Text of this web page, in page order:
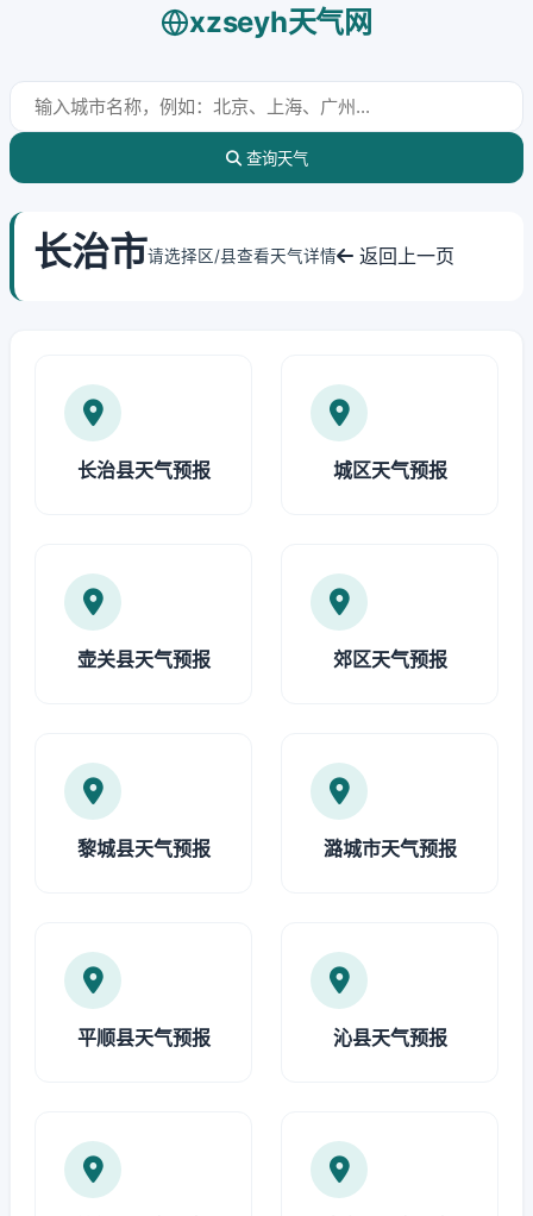
xzseyh天气网
查询天气
长治市请选择区/县查看天气详情 返回上一页
长治县天气预报 城区天气预报
壶关县天气预报 郊区天气预报
黎城县天气预报 潞城市天气预报
平顺县天气预报 沁县天气预报